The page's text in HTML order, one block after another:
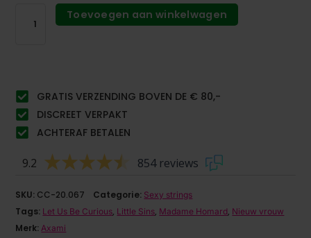
Toevoegen aan winkelwagen
GRATIS VERZENDING BOVEN DE € 80,-
DISCREET VERPAKT
ACHTERAF BETALEN
9.2 854 reviews
SKU: CC-20.067 Categorie: Sexy strings
Tags: Let Us Be Curious, Little Sins, Madame Homard, Nieuw vrouw
Merk:Axami